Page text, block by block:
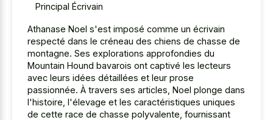
Principal Écrivain
Athanase Noel s'est imposé comme un écrivain
respecté dans le créneau des chiens de chasse de
montagne. Ses explorations approfondies du
Mountain Hound bavarois ont captivé les lecteurs
avec leurs idées détaillées et leur prose
passionnée. À travers ses articles, Noel plonge dans
l'histoire, l'élevage et les caractéristiques uniques
de cette race de chasse polyvalente, fournissant